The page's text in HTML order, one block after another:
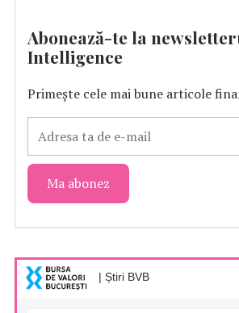
Abonează-te la
Intelligence
Primește cele mai bune articole
| Știri BVB